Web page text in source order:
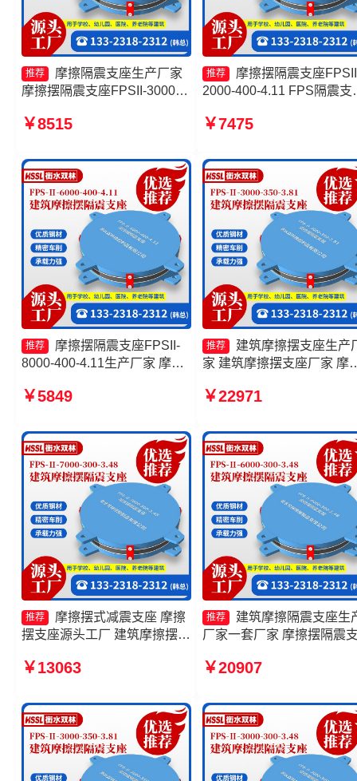
推荐
摩擦隔震支座生产厂家
摩擦摆隔震支座FPSII-3000-
座FJZQZ9000GD生产厂家 摩
400-4.11源头工厂
￥8515
推荐
摩擦摆隔震支座
2000-400-4.11 FPS隔震支
FPSII-6000-400-4.11厂家
￥7475
推荐
摩擦摆隔震支座FPSII-
8000-400-4.11生产厂家 摩擦
3.48源头工厂 摩擦摆隔震支座
隔震支座FPS-Ⅱ-8000-200厂
家
￥5849
推荐
建筑摩擦摆支座生产
家 建筑摩擦摆支座厂家 摩
支座FPSII-5000-300-3.48
￥22971
推荐
摩擦摆式减震支座 摩擦
摆支座源头工厂 建筑摩擦摆隔
产厂家
￥13063
推荐
建筑摩擦隔震支座生
厂家一套厂家 摩擦摆隔震
擦摆隔振支座 建筑摩擦摆
￥20907